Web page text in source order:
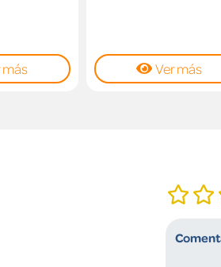
más Ver más